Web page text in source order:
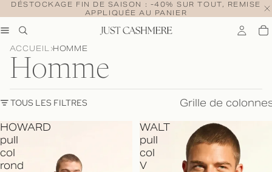
DÉSTOCKAGE FIN DE SAISON : -40% SUR TOUT, REMISE
APPLIQUÉE AU PANIER
ACCUEIL HOMME
Homme
TOUS LES FILTRES
Grille de
HOWARD
pull
col
rond
WALT
pull
col
V